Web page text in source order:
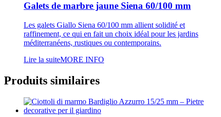
Galets de marbre jaune Siena 60/100 mm
Les galets Giallo Siena 60/100 mm allient solidité et
raffinement, ce qui en fait un choix idéal pour les jardins
méditerranéens, rustiques ou contemporains.
Lire la suiteMORE INFO
Produits similaires